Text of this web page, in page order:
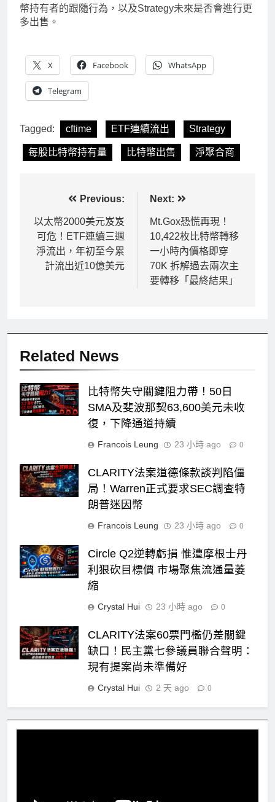
幣持有者的跟隨行為，以及Strategy未來是否會進行更
多出售。
X Facebook WhatsApp
Telegram
Tagged: cftime ETF連續流出 Strategy
每股比特幣持有量 比特幣出售 淨聚合商
章
導
覽
Previous:
以太幣2000美元岌岌
可危！ETF連續三週
淨流出，年初至今累
計流出近10億美元
Next:
Mt.Gox恐慌再現！
10,422枚比特幣轉移
一小時內價格即穿
70K 拆解過去兩次主
要轉移「最終結果」
Related News
比特幣失守關鍵阻力帶！50日
SMA及斐波那契63,600美元未收
復，下降通道持續
Francois Leung 23 小時 ago 0
CLARITY法案道德條款談判陷僵
局！Warren正式要求SEC調查特
朗普迷因幣
Francois Leung 23 小時 ago 0
Circle Q2逆轉虧損 惟遭摩根士丹
利狠砍目標價 市場聚焦流通量萎
縮
Crystal Hui 23 小時 ago 0
CLARITY法案60票門檻仍差關鍵
缺口！民主黨七參議員聯合聲明：
現有提案尚未準備好
Crystal Hui 2 天 ago 0